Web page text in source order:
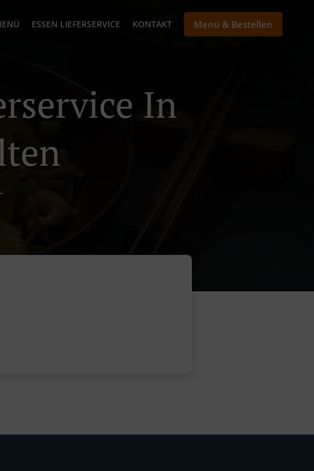
ESSEN LIEFERSERVICE KONTAKT Menü & Bestellen
In